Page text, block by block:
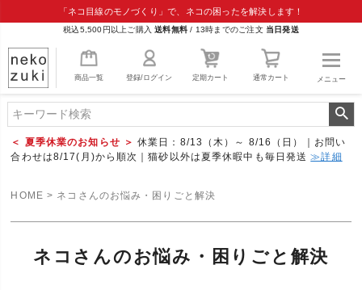
「ネコ目線のモノづくり」で、ネコの困ったを解決します！
税込5,500円以上ご購入送料無料 / 13時までのご注文 当日発送
商品一覧 登録/ログイン 定期カート 通常カート メニュー
＜ 夏季休業のお知らせ ＞ 休業日：8/13（木）～ 8/16（日）｜お問い
合わせは8/17(月)から順次｜猫砂以外は夏季休暇中も毎日発送≫詳細
HOME ネコさんのお悩み・困りごと解決
ネコさんのお悩み・困りごと解決